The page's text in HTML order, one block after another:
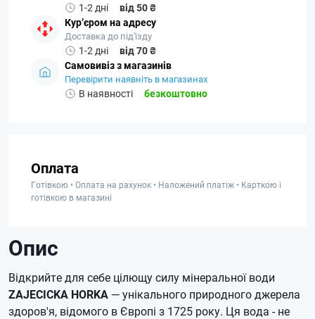
1-2 дні
від 50 ₴
Кур’єром на адресу
Доставка до під'їзду
1-2 дні
від 70 ₴
Самовивіз з магазинів
Перевірити наявніть в магазинах
В наявності безкоштовно
Оплата
Готівкою • Оплата на рахунок • Наложений платіж • Карткою і
готівкою в магазині
Опис
Відкрийте для себе цілющу силу мінеральної води
ZAJECICKA HORKA — унікального природного джерела
здоров'я, відомого в Європі з 1725 року. Ця вода - не